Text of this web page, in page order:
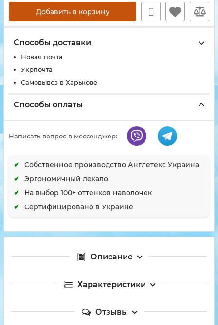
Добавить в корзину
Способы доставки
Новая почта
Укрпочта
Самовывоз в Харькове
Способы оплаты
Написать вопрос в мессенджер:
Собственное производство Англетекс Украина
Эргономичный лекало
На выбор 100+ оттенков наволочек
Сертифицировано в Украине
Описание
Характеристики
Отзывы